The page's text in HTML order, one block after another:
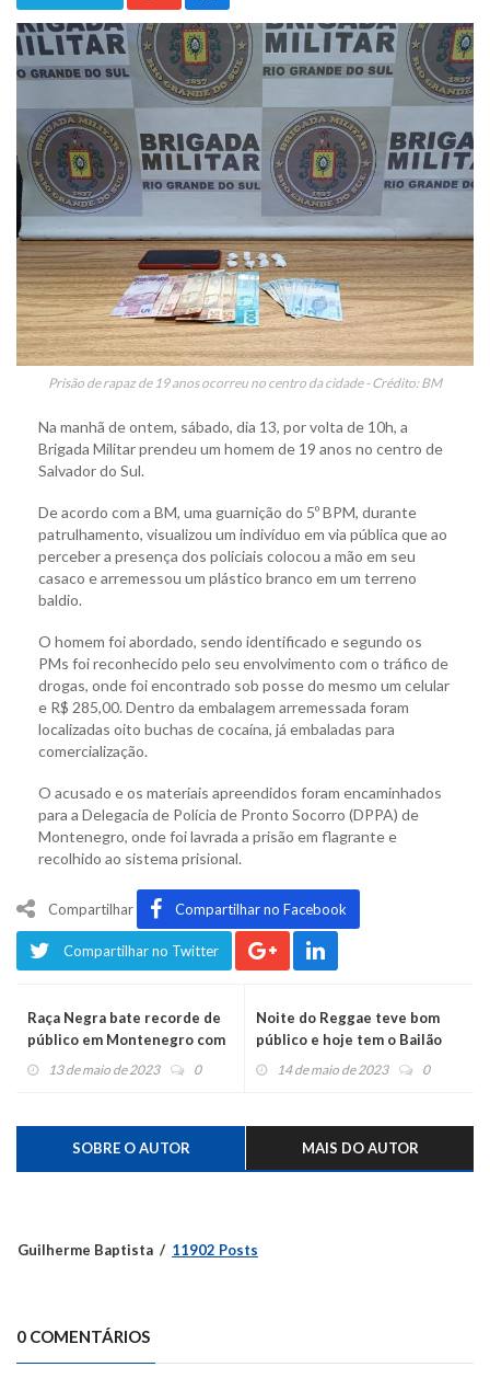
Prisão de rapaz de 19 anos ocorreu no centro da cidade - Crédito: BM
Na manhã de ontem, sábado, dia 13, por volta de 10h, a
Brigada Militar prendeu um homem de 19 anos no centro de
Salvador do Sul.
De acordo com a BM, uma guarnição do 5º BPM, durante
patrulhamento, visualizou um indivíduo em via pública que ao
perceber a presença dos policiais colocou a mão em seu
casaco e arremessou um plástico branco em um terreno
baldio.
O homem foi abordado, sendo identificado e segundo os
PMs foi reconhecido pelo seu envolvimento com o tráfico de
drogas, onde foi encontrado sob posse do mesmo um celular
e R$ 285,00. Dentro da embalagem arremessada foram
localizadas oito buchas de cocaína, já embaladas para
comercialização.
O acusado e os materiais apreendidos foram encaminhados
para a Delegacia de Polícia de Pronto Socorro (DPPA) de
Montenegro, onde foi lavrada a prisão em flagrante e
recolhido ao sistema prisional.
Compartilhar Compartilhar no Facebook
Compartilhar no Twitter
Raça Negra bate recorde de
público em Montenegro com
mais de 30 mil pessoas no
13 de maio de 2023 0
Noite do Reggae teve bom
público e hoje tem o Bailão
dos 150 anos
14 de maio de 2023 0
SOBRE O AUTOR MAIS DO AUTOR
Guilherme Baptista 11902 Posts
0 COMENTÁRIOS